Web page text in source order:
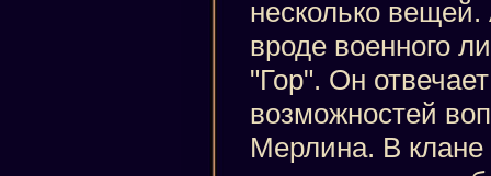
несколько
вроде военного
"Гор". Он
возможностей
Мерлина. В